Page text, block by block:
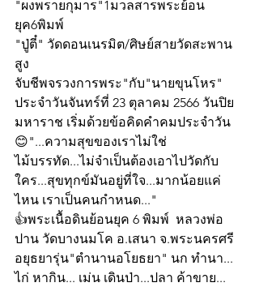
"ผงพรายกุมาร"1มวลสารพระย้อน
ยุค6พิมพ์
"ปู่ตี๋" วัดดอนเนรมิต/ศิษย์สายวัดสะพาน
สูง
จับชีพจรวงการพระ"กับ"นายขุนโหร"
ประจำวันจันทร์ที่ 23 ตุลาคม 2566 วันปิย
มหาราช เริ่มด้วยข้อคิดคำคมประจำวัน
😊"...ความสุขของเราไม่ใช่
ไม้บรรทัด...ไม่จำเป็นต้องเอาไปวัดกับ
ใคร...สุขทุกข์มันอยู่ที่ใจ...มากน้อยแค่
ไหน เราเป็นคนกำหนด..."
👍พระเนื้อดินย้อนยุค 6 พิมพ์  หลวงพ่อ
ปาน วัดบางนมโค อ.เสนา จ.พระนครศรี
อยุธยารุ่น"ตำนานอโยธยา" นก ทำนา...
ไก่ หากิน... เม่น เดินป่า...ปลา ค้าขาย...